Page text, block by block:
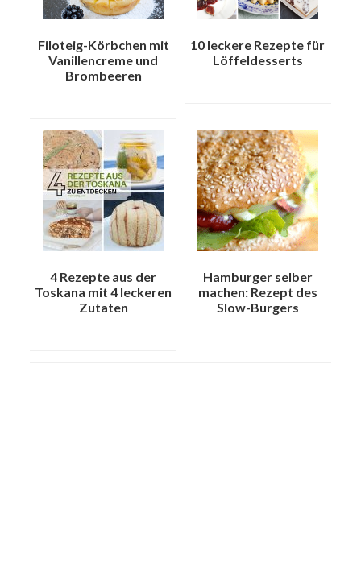
Filoteig-Körbchen mit
Vanillencreme und
Brombeeren
10 leckere Rezepte für
Löffeldesserts
4 Rezepte aus der
Toskana mit 4 leckeren
Zutaten
Hamburger selber
machen: Rezept des
Slow-Burgers